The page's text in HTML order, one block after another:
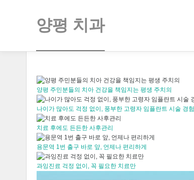
양평 치과
양평 주민분들의 치아 건강을 책임지는 평생 주치의
나이가 많아도 걱정 없이, 풍부한 고령자 임플란트 시술 경험
치료 후에도 든든한 사후관리
용문역 1번 출구 바로 앞, 언제나 편리하게
과잉진료 걱정 없이, 꼭 필요한 치료만